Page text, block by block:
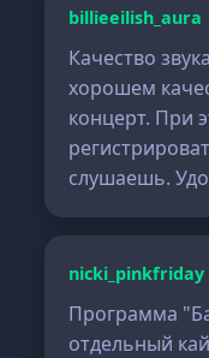
billieeilish_aura
Качество
хорошем
концерт. При
слушаешь.
nicki_pinkfriday
Программа
отдельный